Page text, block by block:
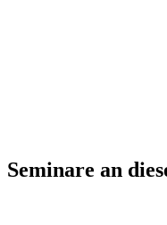
Seminare an